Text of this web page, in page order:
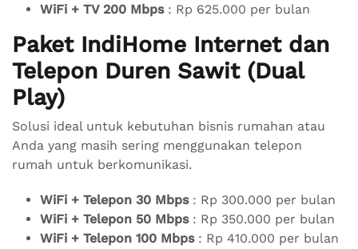
WiFi + TV 200 Mbps: Rp 625.000 per bulan
Paket IndiHome Internet dan
Telepon Duren Sawit (Dual
Play)
Solusi ideal untuk kebutuhan bisnis rumahan atau
Anda yang masih sering menggunakan telepon
rumah untuk berkomunikasi.
WiFi + Telepon 30 Mbps: Rp 300.000 per bulan
WiFi + Telepon 50 Mbps: Rp 350.000 per bulan
WiFi + Telepon 100 Mbps: Rp 410.000 per bulan